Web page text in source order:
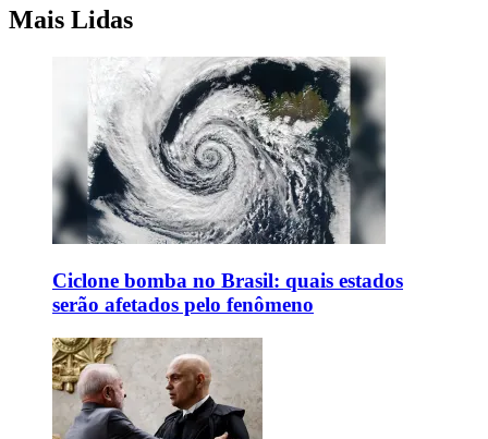
Mais Lidas
Ciclone bomba no Brasil: quais estados
serão afetados pelo fenômeno